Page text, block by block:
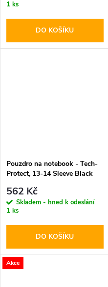
1 ks
DO KOŠÍKU
Pouzdro na notebook - Tech-
Protect, 13-14 Sleeve Black
562 Kč
Skladem - hned k odeslání
1 ks
DO KOŠÍKU
Akce